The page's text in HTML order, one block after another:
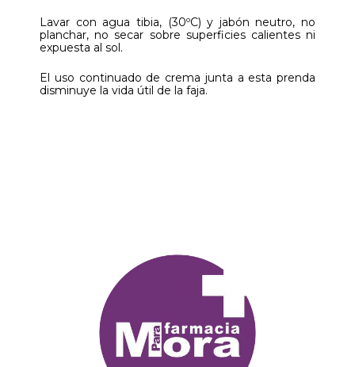
Lavar con agua tibia, (30ºC) y jabón neutro, no
planchar, no secar sobre superficies calientes ni
expuesta al sol.
El uso continuado de crema junta a esta prenda
disminuye la vida útil de la faja.